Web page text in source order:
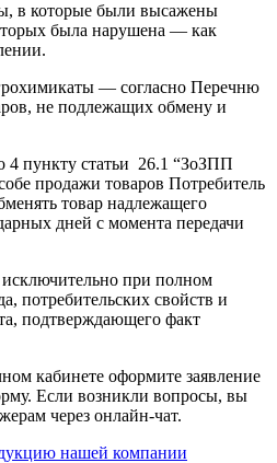
в которые были высажены
была нарушена — как
— согласно Перечню
не подлежащих обмену и
4 пункту статьи 26.1 “ЗоЗПП
продажи товаров Потребитель
товар надлежащего
дней с момента передачи
при полном
потребительских свойств и
подтверждающего факт
кабинете оформите заявление
Если возникли вопросы, вы
через онлайн-чат.
нашей компании